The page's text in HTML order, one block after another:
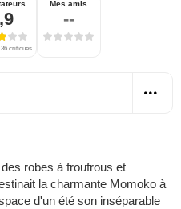
critiques
Mes amis
--
robes à froufrous et
la charmante Momoko à
d'un été son inséparable